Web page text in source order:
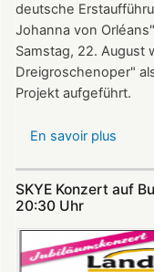
deutsche
Johanna von
Samstag, 22. August
Dreigroschenoper"
Projekt aufgeführt.
En savoir plus
Burg
SKYE Konzert auf
20:30 Uhr​​​​​​​​​​​​​​